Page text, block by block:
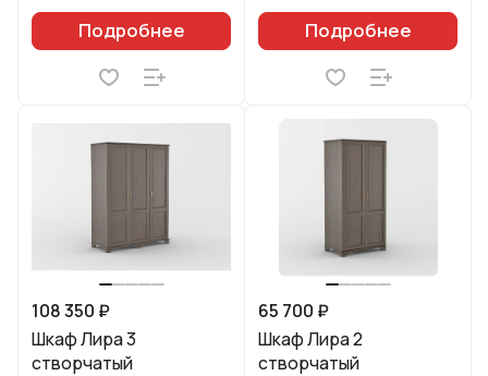
Подробнее Подробнее
108 350 ₽
Шкаф Лира 3
створчатый
65 700 ₽
Шкаф Лира 2
створчатый